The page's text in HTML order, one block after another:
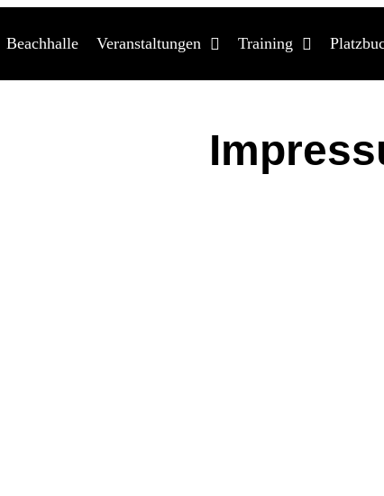
Beachhalle Veranstaltungen Training